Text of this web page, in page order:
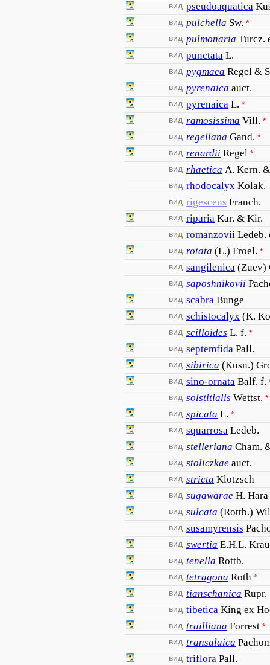
вид pseudoaquatica
вид pulchella Sw. *
вид pulmonaria Turcz.
вид punctata L.
вид pygmaea Regel &
вид pyrenaica auct.
вид pyrenaica L. *
вид ramosissima Vill. *
вид regeliana Gand. *
вид renardii Regel *
вид rhaetica A. Kern.
вид rhodocalyx Kolak.
вид rigescens Franch.
вид riparia Kar. & Kir.
вид romanzovii Ledeb.
вид rotata (L.) Froel. *
вид sangilenica (Zuev)
вид saposhnikovii
вид scabra Bunge
вид schistocalyx (K.
вид scilloides L. f. *
вид septemfida Pall.
вид sibirica (Kusn.)
вид sino-ornata Balf. f.
вид solstitialis Wettst. *
вид spicata L. *
вид squarrosa Ledeb.
вид stelleriana Cham.
вид stoliczkae auct.
вид stricta Klotzsch
вид sugawarae H. Hara
вид sulcata (Rottb.)
вид susamyrensis
вид swertia E.H.L.
вид tenella Rottb.
вид tetragona Roth *
вид tianschanica Rupr.
вид tibetica King ex
вид trailliana Forrest *
вид transalaica
вид triflora Pall.